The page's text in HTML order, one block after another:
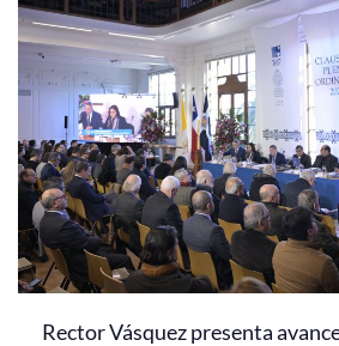
Rector Vásquez presenta